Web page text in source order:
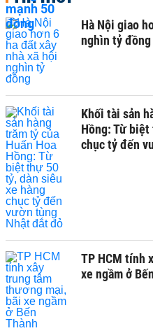
Hà Nội giao
nghìn tỷ đồng
Khối tài sản
Hồng: Từ
chục tỷ đến
TP HCM tính
xe ngầm ở